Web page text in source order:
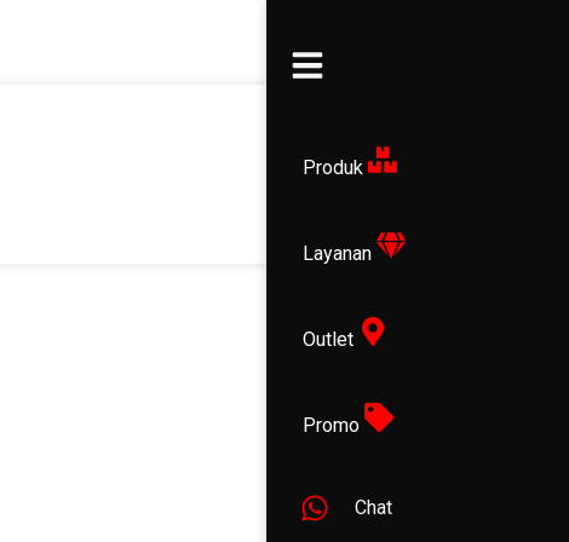
Produk
Layanan
Outlet
Promo
Chat